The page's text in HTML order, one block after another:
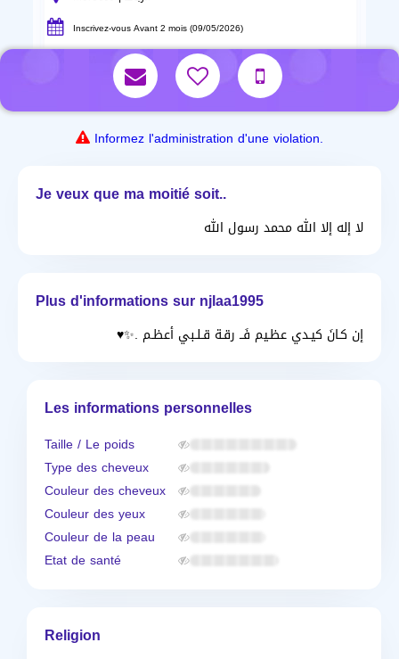
Inscrivez-vous Avant 2 mois (09/05/2026)
Informez l'administration d'une violation.
Je veux que ma moitié soit..
لا إله إلا الله محمد رسول الله
Plus d'informations sur njlaa1995
إن كـانَ كيـدي عظـيم فَــ رقـة قـلـبي أعظـم .✨♥️
Les informations personnelles
Taille / Le poids
Type des cheveux
Couleur des cheveux
Couleur des yeux
Couleur de la peau
Etat de santé
Religion